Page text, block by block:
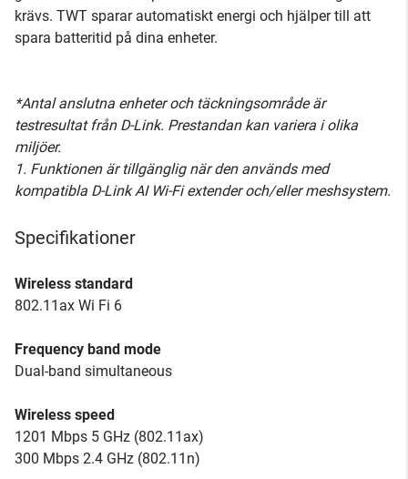
krävs. TWT sparar automatiskt energi och hjälper till att
spara batteritid på dina enheter.
*Antal anslutna enheter och täckningsområde är
testresultat från D-Link. Prestandan kan variera i olika
miljöer.
1. Funktionen är tillgänglig när den används med
kompatibla D-Link AI Wi-Fi extender och/eller meshsystem.
Specifikationer
Wireless standard
802.11ax Wi Fi 6
Frequency band mode
Dual-band simultaneous
Wireless speed
1201 Mbps 5 GHz (802.11ax)
300 Mbps 2.4 GHz (802.11n)